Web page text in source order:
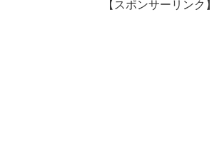
【スポンサーリンク】